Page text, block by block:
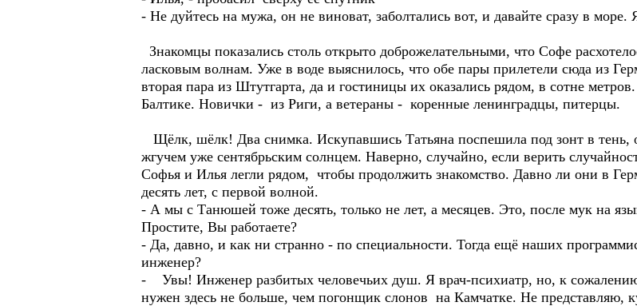
- Не дуйтесь на мужа, он не виноват, заболтались вот, и давайте сразу в
Знакомцы показались столь открыто доброжелательными, что Софе
ласковым волнам. Уже в воде выяснилось, что обе пары прилетели сюда из
вторая пара из Штутгарта, да и гостиницы их оказались рядом, в сотне
Балтике. Новички - из Риги, а ветераны - коренные ленинградцы, питерцы.
Щёлк, шёлк! Два снимка. Искупавшись Татьяна поспешила под зонт в тень,
жгучем уже сентябрьским солнцем. Наверно, случайно, если верить
Софья и Илья легли рядом, чтобы продолжить знакомство. Давно ли они в
десять лет, с первой волной.
- А мы с Танюшей тоже десять, только не лет, а месяцев. Это, после мук на
Простите, Вы работаете?
- Да, давно, и как ни странно - по специальности. Тогда ещё наших
инженер?
- Увы! Инженер разбитых человечьих душ. Я врач-психиатр, но, к
нужен здесь не больше, чем погонщик слонов на Камчатке. Не представляю,